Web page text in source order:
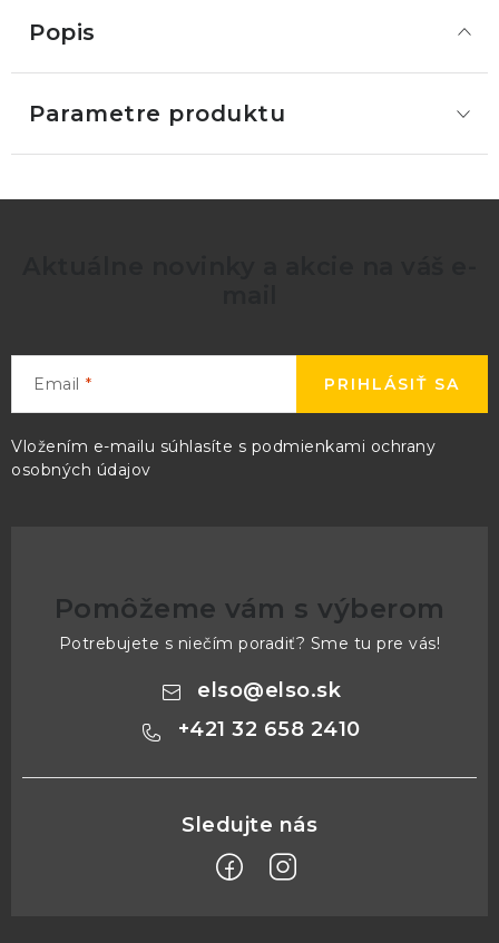
Popis
Parametre produktu
Email
Vložením e-mailu súhlasíte s podmienkami ochrany
osobných údajov
PRIHLÁSIŤ SA
Pomôžeme vám s výberom
Potrebujete s niečím poradiť? Sme tu pre vás!
elso@elso.sk
+421 32 658 2410